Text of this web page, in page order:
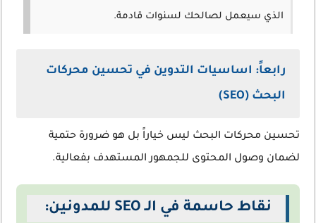
الذي سيعمل لصالحك لسنوات قادمة.
رابعاً: اساسيات التدوين في تحسين محركات
البحث (SEO)
تحسين محركات البحث ليس خياراً بل هو ضرورة حتمية
لضمان وصول المحتوى للجمهور المستهدف بفعالية.
نقاط حاسمة في الـ SEO للمدونين: